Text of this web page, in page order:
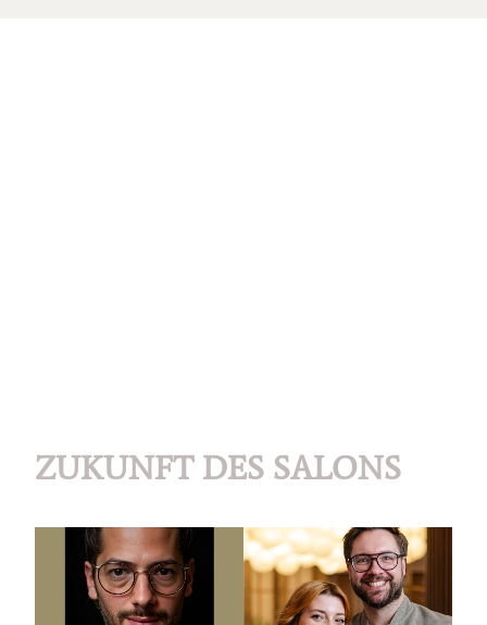
ZUKUNFT DES SALONS